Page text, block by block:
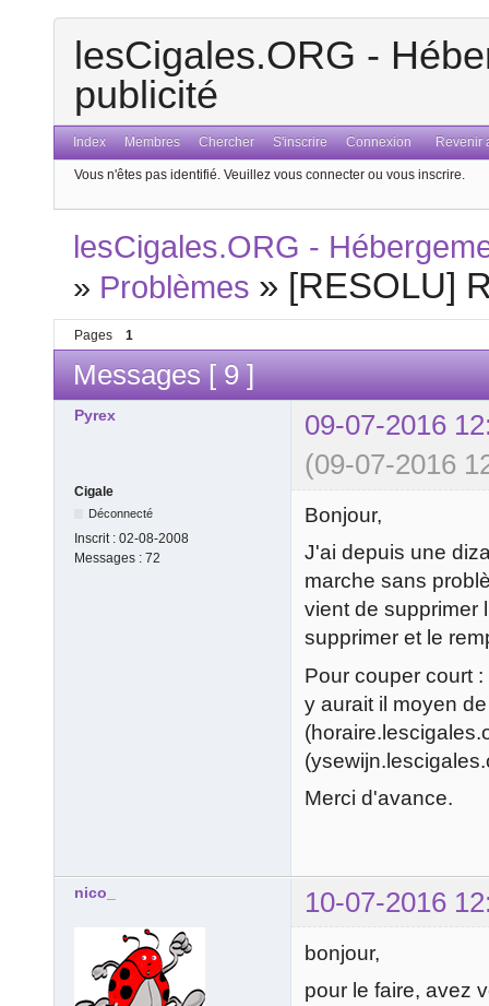
lesCigales.ORG -
publicité
Index Membres Chercher S'inscrire Connexion Revenir
Vous n'êtes pas identifié. Veuillez vous connecter ou vous inscrire.
lesCigales.ORG -
» Problèmes » [RESOLU]
Pages 1
Messages [ 9 ]
Pyrex
09-07-2016
(09-07-2016
Cigale
Déconnecté
Inscrit : 02-08-2008
Messages : 72
Bonjour,
J'ai depuis une
marche sans
vient de supprimer
supprimer et le
Pour couper court :
y aurait il moyen
Merci d'avance.
nico_ 10-07-2016
bonjour,
pour le faire, avez